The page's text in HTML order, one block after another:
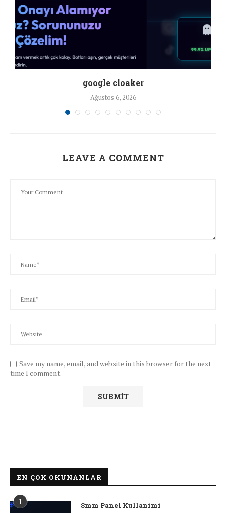
google cloaker
Ağustos 6, 2026
LEAVE A COMMENT
Save my name, email, and website in this browser for the next
time I comment.
EN ÇOK OKUNANLAR
1
Smm Panel Kullanimi